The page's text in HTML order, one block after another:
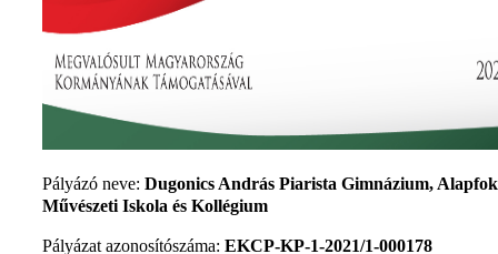
Pályázó neve: Dugonics András Piarista Gimnázium,
Művészeti Iskola és Kollégium
Pályázat azonosítószáma: EKCP-KP-1-2021/1-000178